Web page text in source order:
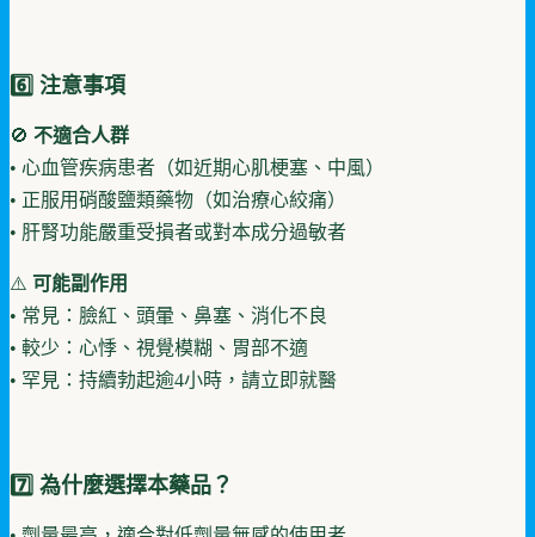
6️⃣ 注意事項
🚫 不適合人群
• 心血管疾病患者（如近期心肌梗塞、中風）
• 正服用硝酸鹽類藥物（如治療心絞痛）
• 肝腎功能嚴重受損者或對本成分過敏者
⚠️ 可能副作用
• 常見：臉紅、頭暈、鼻塞、消化不良
• 較少：心悸、視覺模糊、胃部不適
• 罕見：持續勃起逾4小時，請立即就醫
7️⃣ 為什麼選擇本藥品？